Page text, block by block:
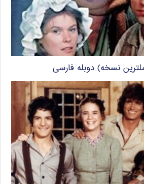
نسخه) دوبله فارسی